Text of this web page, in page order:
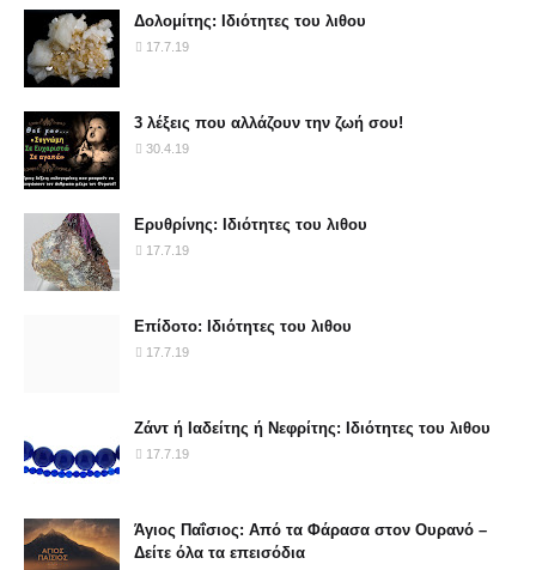
Δολομίτης: Ιδιότητες του λιθου
17.7.19
3 λέξεις που αλλάζουν την ζωή σου!
30.4.19
Ερυθρίνης: Ιδιότητες του λιθου
17.7.19
Επίδοτο: Ιδιότητες του λιθου
17.7.19
Ζάντ ή Ιαδείτης ή Νεφρίτης: Ιδιότητες του λιθου
17.7.19
Άγιος Παΐσιος: Από τα Φάρασα στον Ουρανό –
Δείτε όλα τα επεισόδια